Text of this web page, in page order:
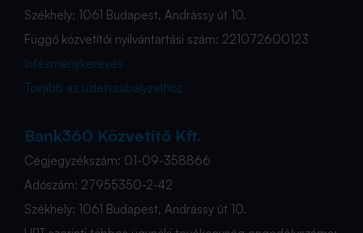
Székhely: 1061 Budapest, Andrássy út 10.
Függő közvetítői nyilvántartási szám: 221072600123
Intézménykeresés
Tovább az üzletszabályzathoz
Bank360 Közvetítő Kft.
Cégjegyzékszám: 01-09-358866
Adószám: 27955350-2-42
Székhely: 1061 Budapest, Andrássy út 10.